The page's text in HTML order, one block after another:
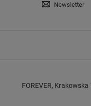
Newsletter
FOREVER, Krakowska